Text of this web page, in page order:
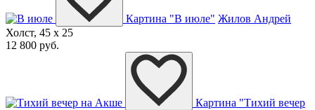
Картина "В июле" Жилов Андрей
Холст, 45 x 25
12 800 руб.
Картина "Тихий вечер